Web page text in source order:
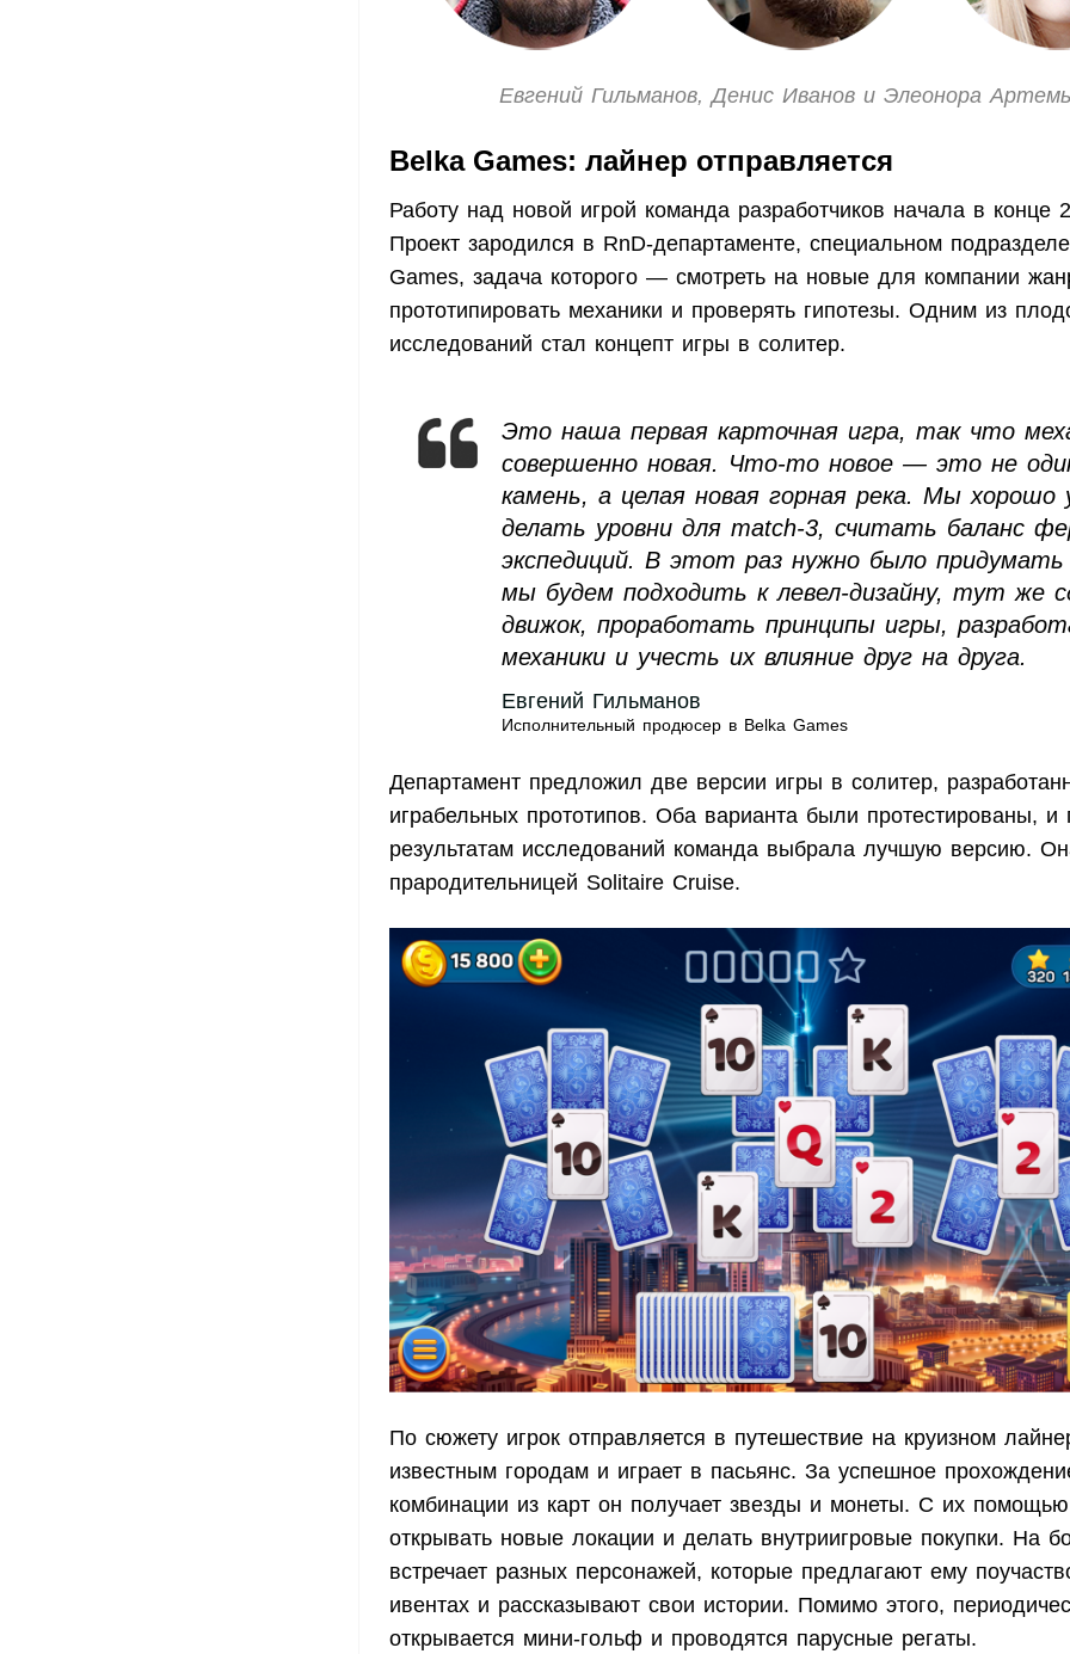
Евгений Гильманов, Денис Иванов и Элеонора
Belka Games: лайнер отправляется
Работу над новой игрой команда разработчиков начала в конце
Проект зародился в RnD-департаменте, специальном
Games, задача которого — смотреть на новые для компании
прототипировать механики и проверять гипотезы. Одним из
исследований стал концепт игры в солитер.
Это наша первая карточная игра, так что
совершенно новая. Что-то новое — это не
камень, а целая новая горная река. Мы хорошо
делать уровни для match-3, считать баланс
экспедиций. В этот раз нужно было придумать
мы будем подходить к левел-дизайну, тут же
движок, проработать принципы игры,
механики и учесть их влияние друг на друга.
Евгений Гильманов
Исполнительный продюсер в Belka Games
Департамент предложил две версии игры в солитер,
играбельных прототипов. Оба варианта были протестированы, и
результатам исследований команда выбрала лучшую версию.
прародительницей Solitaire Cruise.
По сюжету игрок отправляется в путешествие на круизном
известным городам и играет в пасьянс. За успешное
комбинации из карт он получает звезды и монеты. С их
открывать новые локации и делать внутриигровые покупки. На
встречает разных персонажей, которые предлагают ему
ивентах и рассказывают свои истории. Помимо этого,
открывается мини-гольф и проводятся парусные регаты.